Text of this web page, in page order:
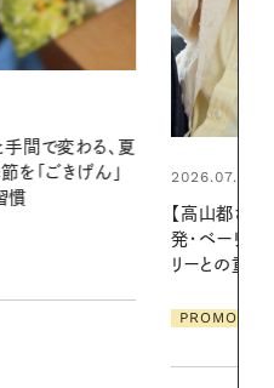
素敵な大人の
2026.06.01
やりジェルと
ア